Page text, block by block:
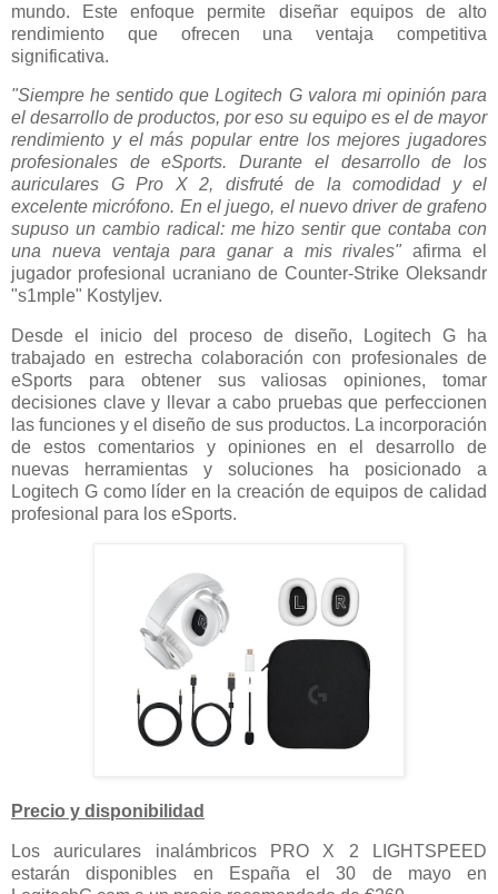
mundo. Este enfoque permite diseñar equipos de alto
rendimiento que ofrecen una ventaja competitiva
significativa.
"Siempre he sentido que Logitech G valora mi opinión para
el desarrollo de productos, por eso su equipo es el de mayor
rendimiento y el más popular entre los mejores jugadores
profesionales de eSports. Durante el desarrollo de los
auriculares G Pro X 2, disfruté de la comodidad y el
excelente micrófono. En el juego, el nuevo driver de grafeno
supuso un cambio radical: me hizo sentir que contaba con
una nueva ventaja para ganar a mis rivales" afirma el
jugador profesional ucraniano de Counter-Strike Oleksandr
"s1mple" Kostyljev.
Desde el inicio del proceso de diseño, Logitech G ha
trabajado en estrecha colaboración con profesionales de
eSports para obtener sus valiosas opiniones, tomar
decisiones clave y llevar a cabo pruebas que perfeccionen
las funciones y el diseño de sus productos. La incorporación
de estos comentarios y opiniones en el desarrollo de
nuevas herramientas y soluciones ha posicionado a
Logitech G como líder en la creación de equipos de calidad
profesional para los eSports.
Precio y disponibilidad
Los auriculares inalámbricos PRO X 2 LIGHTSPEED
estarán disponibles en España el 30 de mayo en